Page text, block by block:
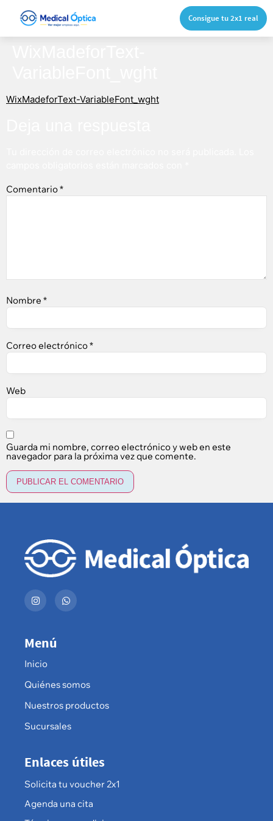
Consigue tu 2x1 real
WixMadeforText-VariableFont_wght
Comentario*
Nombre *
Correo electrónico*
Web
Guarda mi nombre, correo electrónico y web en este
navegador para la próxima vez que comente.
Menú
Inicio
Quiénes somos
Nuestros productos
Sucursales
Enlaces útiles
Solicita tu voucher 2x1
Agenda una cita